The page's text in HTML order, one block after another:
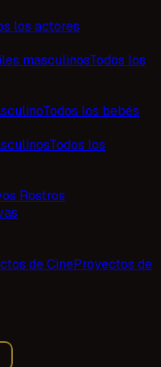
los actores
masculinosTodos los
Todos los bebés
Todos los
Rostros
de CineProyectos de